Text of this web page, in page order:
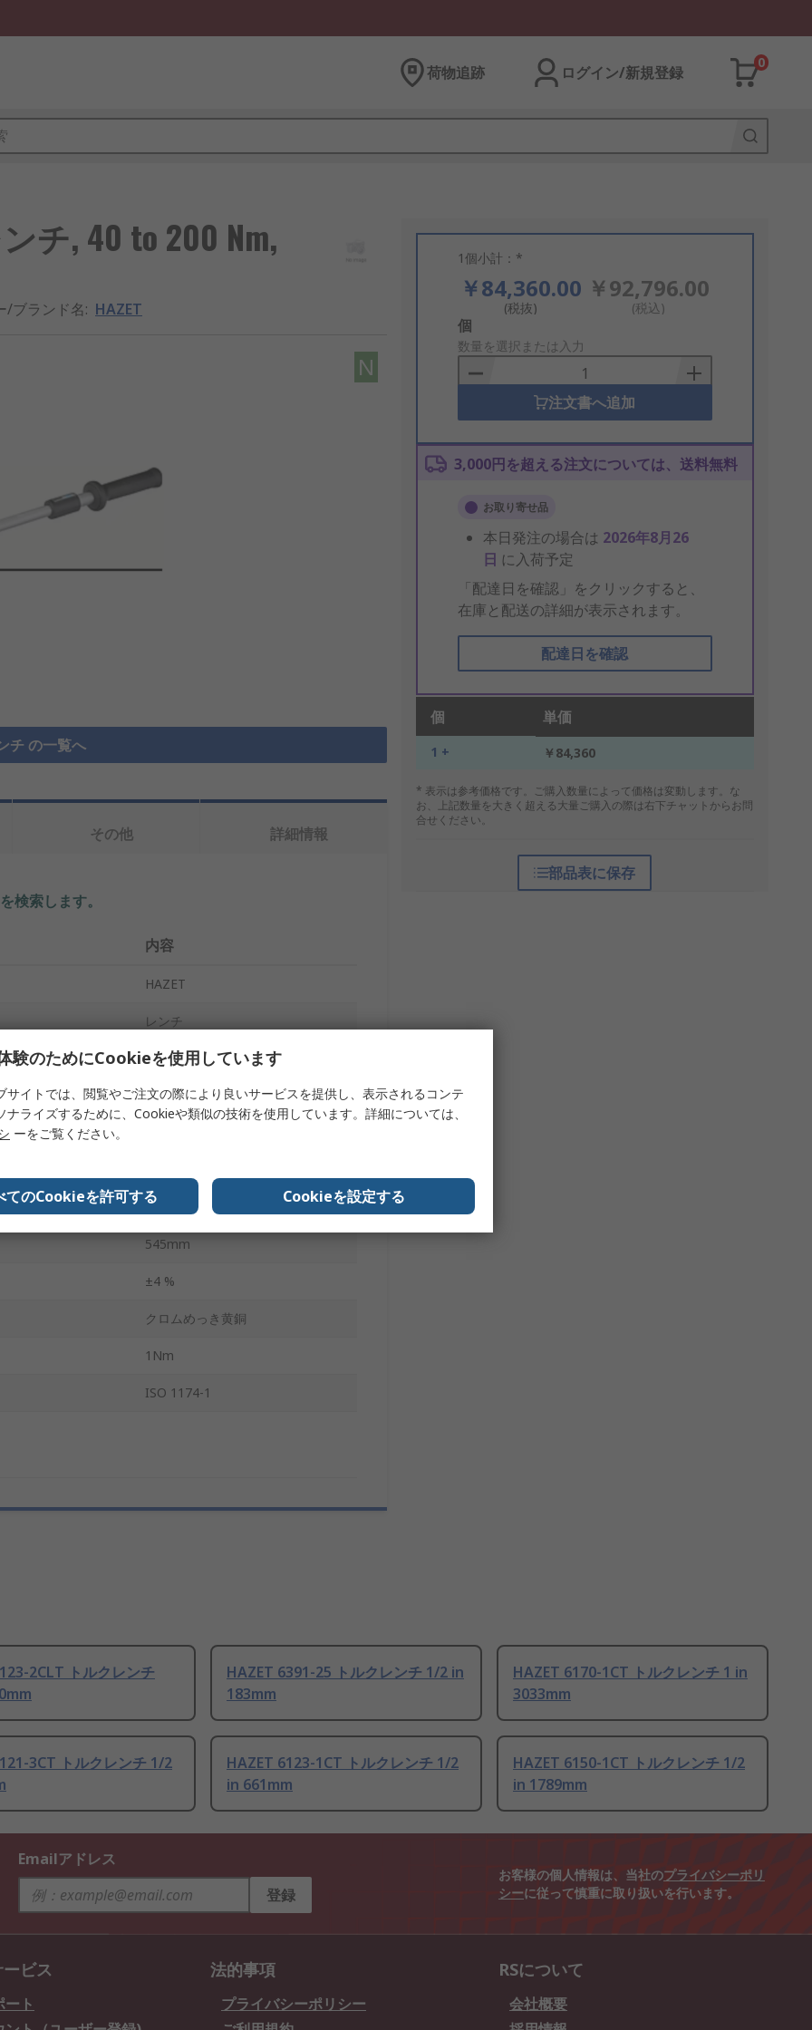
荷物追跡 ログイン/新規登録
0
ンチ, 40 to 200 Nm,
/ブランド名: HAZET
N
チ の一覧へ
1個小計：*
￥84,360.00
(税抜)
￥92,796.00
(税込)
Add
to
Basket
個
数量を選択または入力
注文書へ追加
3,000円を超える注文については、送料無料
お取り寄せ品
本日発注の場合は 2026年8月26
日 に入荷予定
「配達日を確認」をクリックすると、
在庫と配送の詳細が表示されます。
配達日を確認
個 単価
1 + ￥84,360
* 表示は参考価格です。ご購入数量によって価格は変動します。な
お、上記数量を大きく超える大量ご購入の際は右下チャットからお問
合せください。
部品表に保存
その他 詳細情報
検索します。
内容
HAZET
レンチ
プ トルクレンチ
40 to 200 Nm
5122-2CLT
545mm
±4 %
クロムめっき黄銅
1Nm
ISO 1174-1
2CLT トルクレンチ
HAZET 6391-25 トルクレンチ 1/2 in
183mm
HAZET 6170-1CT トルクレンチ 1 in
3033mm
3CT トルクレンチ 1/2
HAZET 6123-1CT トルクレンチ 1/2
in 661mm
HAZET 6150-1CT トルクレンチ 1/2
in 1789mm
Emailアドレス
登録
お客様の個人情報は、当社のプライバシーポリ
シーに従って慎重に取り扱いを行います。
ビス
ト
法的事項
プライバシーポリシー
RSについて
会社概要
験のためにCookieを使用しています
サイトでは、閲覧やご注文の際により良いサービスを提供し、表示されるコンテ
ナライズするために、Cookieや類似の技術を使用しています。詳細については、
ーをご覧ください。
てのCookieを許可する Cookieを設定する